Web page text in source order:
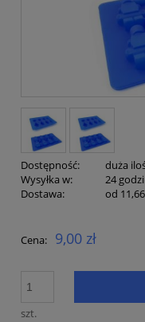
Dostępność:
duża
Wysyłka w:
24
Dostawa:
od 11,66
Cena nie zawiera
Cena: 9,00 zł
szt.